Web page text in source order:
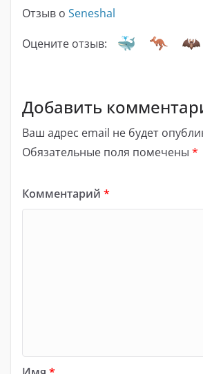
Отзыв о Seneshal
Оцените отзыв:
Добавить
Ваш адрес email не будет
Обязательные поля помечены *
Комментарий *